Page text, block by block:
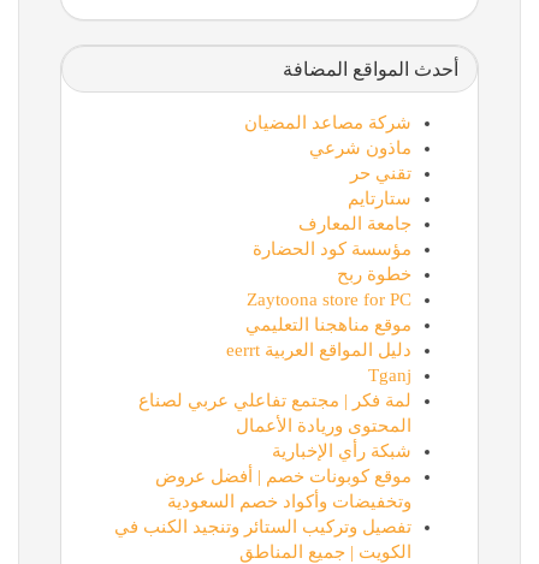
أحدث المواقع المضافة
شركة مصاعد المضيان
ماذون شرعي
تقني حر
ستارتايم
جامعة المعارف
مؤسسة كود الحضارة
خطوة ربح
Zaytoona store for PC
موقع مناهجنا التعليمي
دليل المواقع العربية eerrt
Tganj
لمة فكر | مجتمع تفاعلي عربي لصناع
المحتوى وريادة الأعمال
شبكة رأي الإخبارية
موقع كوبونات خصم | أفضل عروض
وتخفيضات وأكواد خصم السعودية
تفصيل وتركيب الستائر وتنجيد الكنب في
الكويت | جميع المناطق